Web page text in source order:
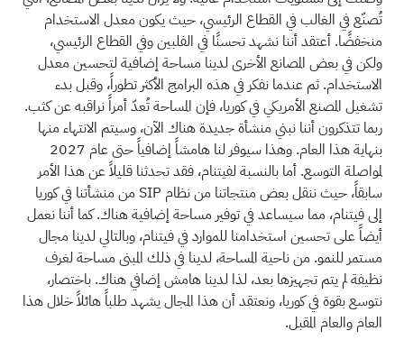
تُصنّع في الغالب في القطاع الرئيسي، حيث يكون معدل الاستخدام
منخفضًا. أعتقد أننا نشهد تحسنًا في الفلبين وفي القطاع الرئيسي،
ولكن في بعض المصانع الأخرى لدينا مساحة إضافية لتحسين معدل
الاستخدام. ثم عندما نفكر في هذه البرامج الأكثر تطوراً، وقبل بدء
تشغيل المصنع الأمريكي في كوريا، فإن المساحة تُعدّ أمراً نراقبه عن كثب.
ربما تتذكرون أننا نبني منشأة جديدة هناك الآن، وسيتم الانتهاء منها
بنهاية هذا العام. وهذا سيوفر لنا هامشاً إضافياً حتى عام 2027
لمواصلة التوسع. أما بالنسبة لفيتنام، فقد تحدثنا قليلاً عن هذا الأمر
سابقاً، حيث ننقل بعض منتجاتنا من نظام SIP من منشأتنا في كوريا
إلى فيتنام، مما سيساعد في توفير مساحة إضافية هناك. كما أننا نعمل
أيضاً على تحسين استخدامنا للموارد في فيتنام، وبالتالي لدينا مجال
مستمر للنمو. من ناحية المساحة، لدينا في ذلك المبنى مساحة لغرف
نظيفة لم يتم تجهيزها بعد، لذا لدينا هامش إضافي هناك. باختصار،
نتوسع بقوة في كوريا، ونعتقد أن هذا المجال يشهد طلباً هائلاً خلال هذا
العام والعام المقبل.